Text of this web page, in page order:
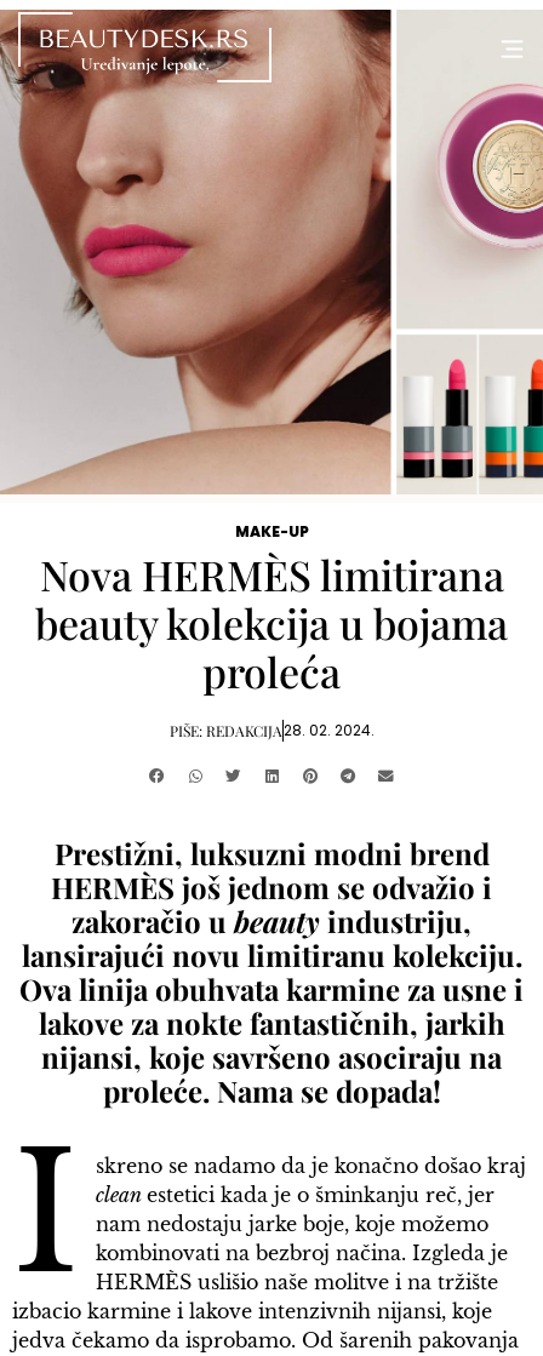
MAKE-UP
Nova HERMÈS limitirana
beauty kolekcija u bojama
proleća
PIŠE:REDAKCIJA28. 02. 2024.
Prestižni, luksuzni modni brend
HERMÈS još jednom se odvažio i
zakoračio ubeautyindustriju,
lansirajući novu limitiranu kolekciju.
Ova linija obuhvata karmine za usne i
lakove za nokte fantastičnih, jarkih
nijansi, koje savršeno asociraju na
proleće. Nama se dopada!
I
skreno se nadamo da je konačno došao kraj
cleanestetici kada je o šminkanju reč, jer
nam nedostaju jarke boje, koje možemo
kombinovati na bezbroj načina. Izgleda je
HERMÈS uslišio naše molitve i na tržište
izbacio karmine i lakove intenzivnih nijansi, koje
jedva čekamo da isprobamo. Od šarenih pakovanja